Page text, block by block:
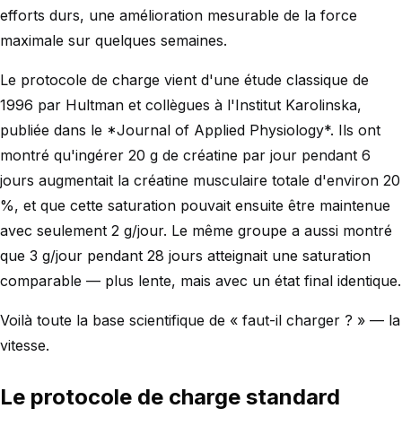
efforts durs, une amélioration mesurable de la force
maximale sur quelques semaines.
Le protocole de charge vient d'une étude classique de
1996 par Hultman et collègues à l'Institut Karolinska,
publiée dans le *Journal of Applied Physiology*. Ils ont
montré qu'ingérer 20 g de créatine par jour pendant 6
jours augmentait la créatine musculaire totale d'environ 20
%, et que cette saturation pouvait ensuite être maintenue
avec seulement 2 g/jour. Le même groupe a aussi montré
que 3 g/jour pendant 28 jours atteignait une saturation
comparable — plus lente, mais avec un état final identique.
Voilà toute la base scientifique de « faut-il charger ? » — la
vitesse.
Le protocole de charge standard